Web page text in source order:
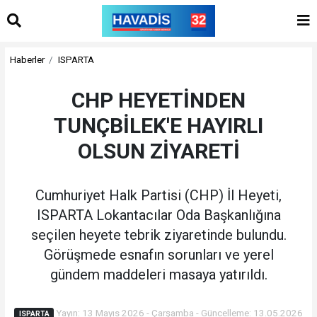
Haberler ISPARTA
CHP HEYETİNDEN
TUNÇBİLEK'E HAYIRLI
OLSUN ZİYARETİ
Cumhuriyet Halk Partisi (CHP) İl Heyeti,
ISPARTA Lokantacılar Oda Başkanlığına
seçilen heyete tebrik ziyaretinde bulundu.
Görüşmede esnafın sorunları ve yerel
gündem maddeleri masaya yatırıldı.
ISPARTA Yayın: 13 Mayıs 2026 - Çarşamba - Güncelleme: 13.05.2026